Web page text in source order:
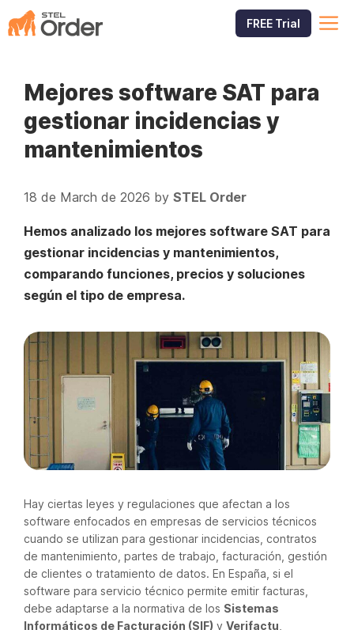
to
FREE Trial
Mejores software SAT para
gestionar incidencias y
mantenimientos
18 de March de 2026 by STEL Order
Hemos analizado los mejores software SAT para
gestionar incidencias y mantenimientos,
comparando funciones, precios y soluciones
según el tipo de empresa.
Hay ciertas leyes y regulaciones que afectan a los
software enfocados en empresas de servicios técnicos
cuando se utilizan para gestionar incidencias, contratos
de mantenimiento, partes de trabajo, facturación, gestión
de clientes o tratamiento de datos. En España, si el
software para servicio técnico permite emitir facturas,
debe adaptarse a la normativa de los Sistemas
Informáticos de Facturación (SIF) y Verifactu